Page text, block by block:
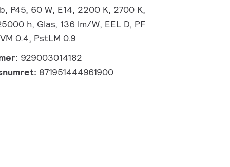
P45, 60 W, E14, 2200 K, 2700 K,
h, Glas, 136 lm/W, EEL D, PF
0.4, PstLM 0.9
929003014182
871951444961900